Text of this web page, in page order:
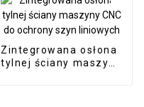
Zintegrowana osłona
tylnej ściany maszyny